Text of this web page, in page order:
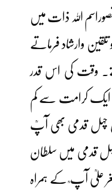
اللہ ذات میں
وارشاد فرماتے
وقت کی اس قدر
ایک کرامت سے کم
چہل قدمی بھی آپؒ
قدمی میں سلطان
علیؒ آپ ؒ کے ہمراہ